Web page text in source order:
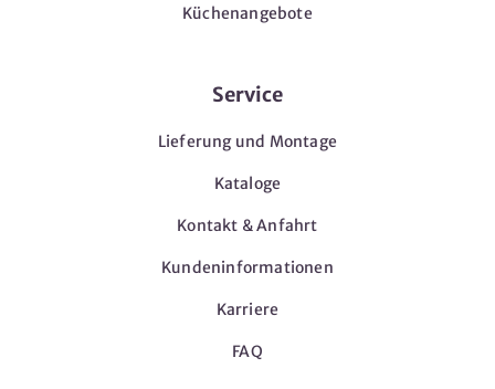
Küchenangebote
Service
Lieferung und Montage
Kataloge
Kontakt & Anfahrt
Kundeninformationen
Karriere
FAQ